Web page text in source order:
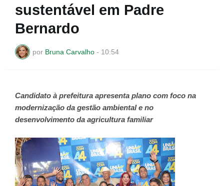
sustentável em Padre
Bernardo
por Bruna Carvalho - 10:54
Candidato à prefeitura apresenta plano com foco na
modernização da gestão ambiental e no
desenvolvimento da agricultura familiar